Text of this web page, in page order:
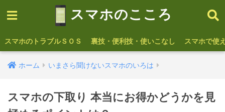
スマホのこころ
スマホのトラブルＳＯＳ 裏技・便利技・使いこなし スマホで使
ホーム いまさら聞けないスマホのいろは
スマホの下取り 本当にお得かどうかを見